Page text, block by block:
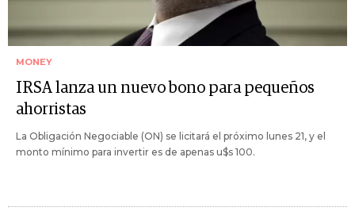
MONEY
IRSA lanza un nuevo bono para pequeños
ahorristas
La Obligación Negociable (ON) se licitará el próximo lunes 21, y el
monto mínimo para invertir es de apenas u$s 100.